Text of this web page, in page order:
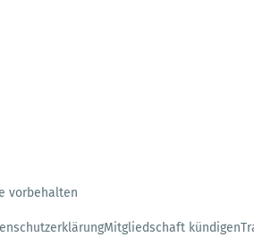
vorbehalten
Mitgliedschaft kündigen